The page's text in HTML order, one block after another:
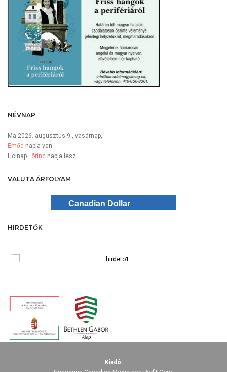
NÉVNAP
Ma 2026. augusztus 9., vasárnap,
Emőd napja van.
Holnap Lörinc napja lesz.
VALUTA ÁRFOLYAM
Canadian Dollar
HIRDETŐK
Kiadó: